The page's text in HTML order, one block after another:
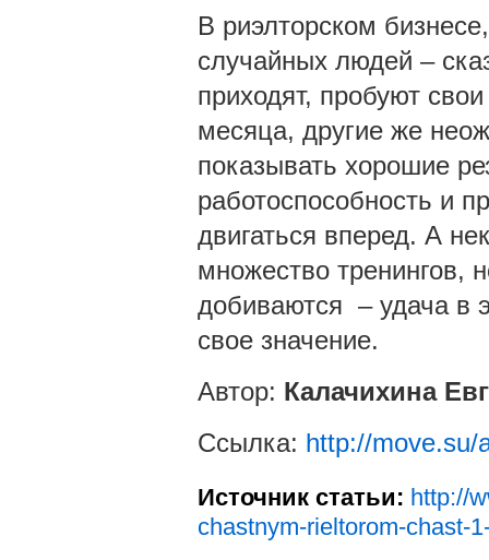
В риэлторском
случайных людей –
приходят, пробуют
месяца, другие же
показывать хорошие
работоспособность и
двигаться вперед. А
множество тренингов,
добиваются – удача в
свое значение.
Автор: Калачихина
Ссылка: http://move.su/
Источник статьи: http://
chastnym-rieltorom-chast-